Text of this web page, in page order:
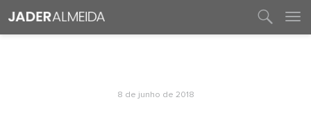
8 de junho de 2018